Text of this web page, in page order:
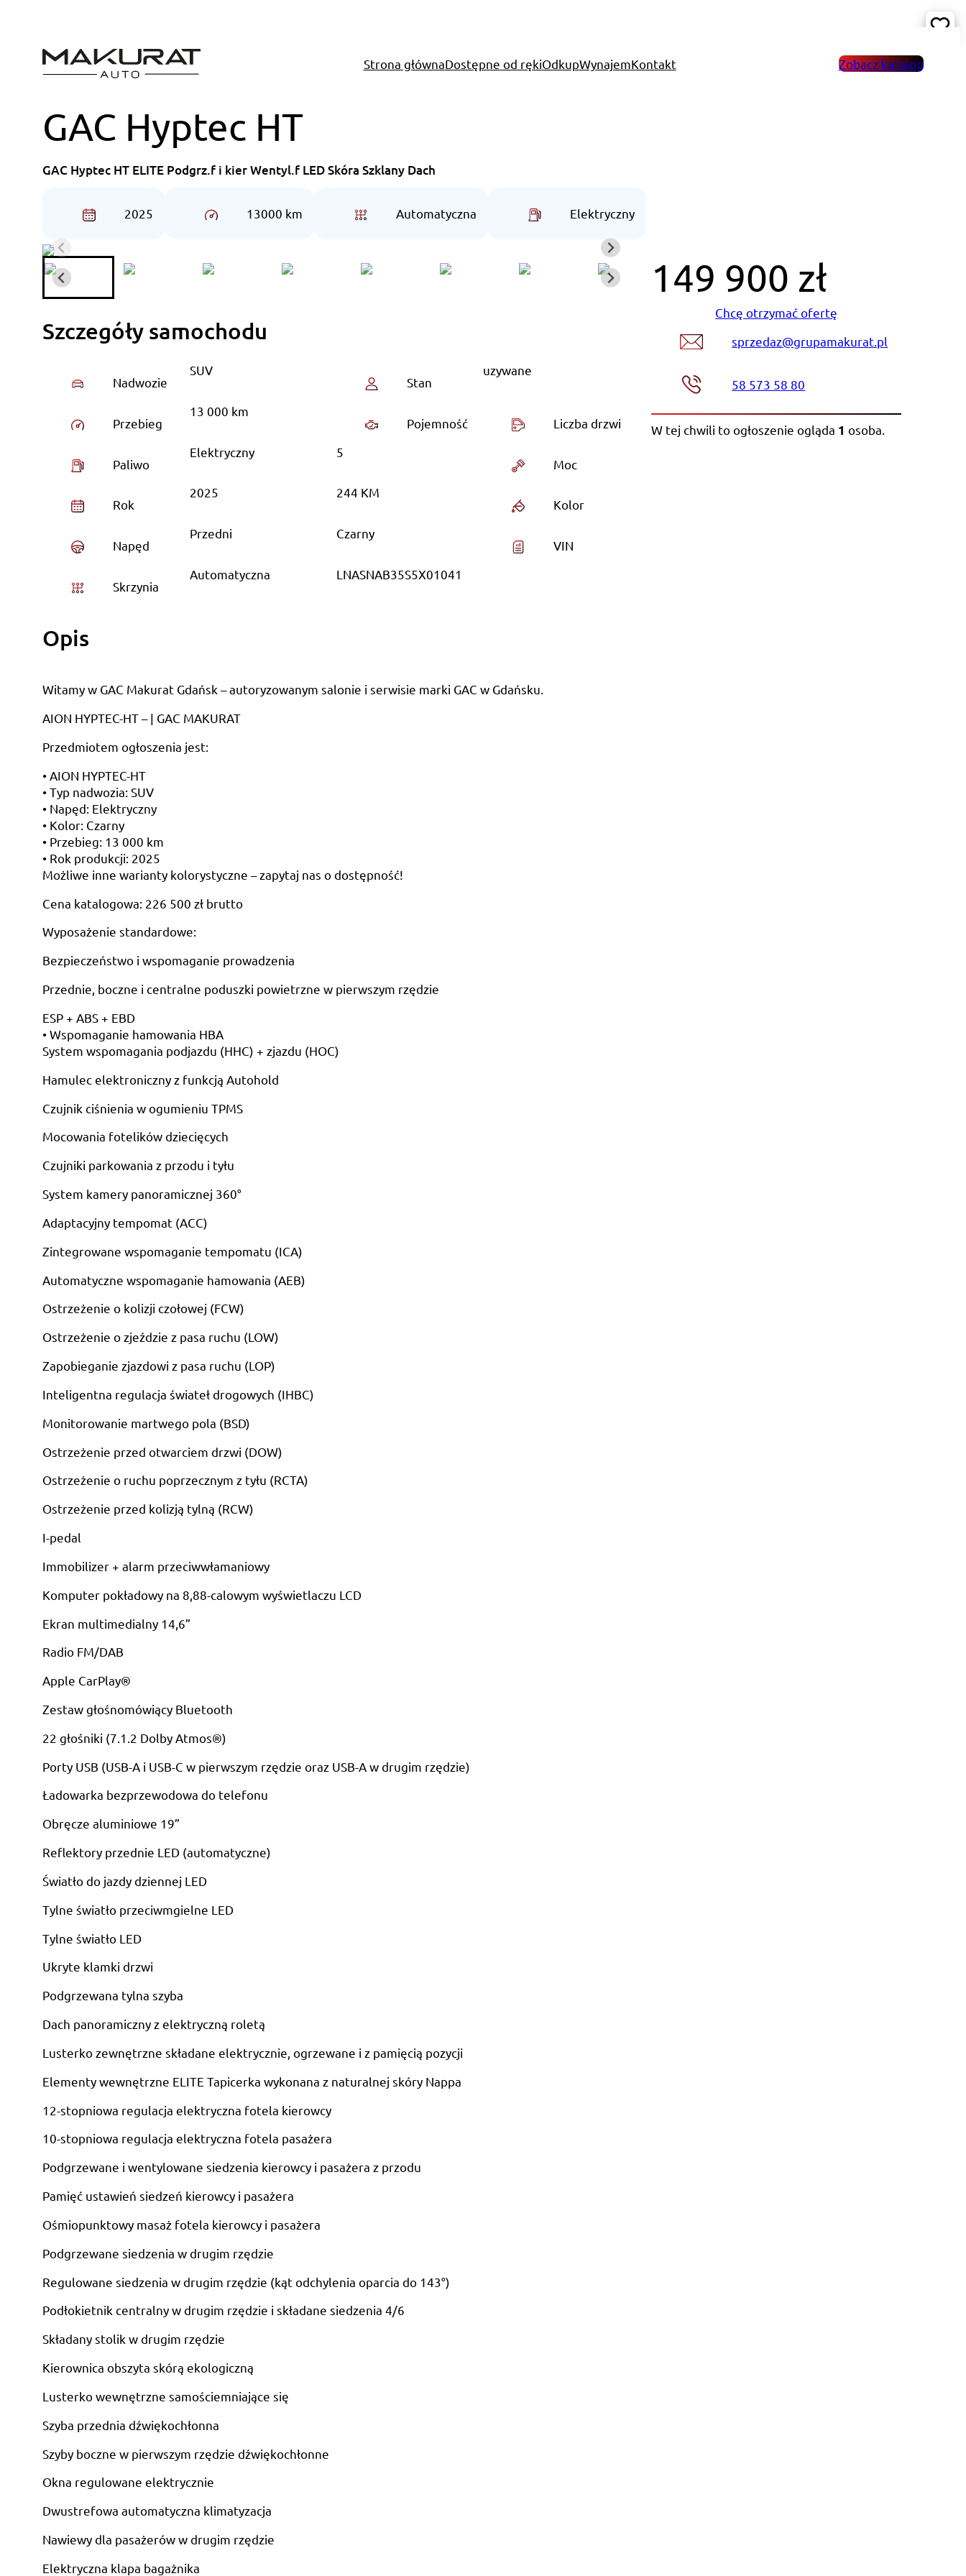
Strona głównaDostępne od rękiOdkupWynajemKontakt Zobacz katalog
GAC Hyptec HT
GAC Hyptec HT ELITE Podgrz.f i kier Wentyl.f LED Skóra Szklany Dach
2025 13000 km Automatyczna Elektryczny
Szczegóły samochodu
Nadwozie
SUV
Przebieg
13 000 km
Paliwo
Elektryczny
Rok
2025
Napęd
Przedni
Skrzynia
Automatyczna
Stan
uzywane
Pojemność
Liczba drzwi
5
Moc
244 KM
Kolor
Czarny
VIN
LNASNAB35S5X01041
Opis
Witamy w GAC Makurat Gdańsk – autoryzowanym salonie i serwisie marki GAC w Gdańsku.
AION HYPTEC-HT – | GAC MAKURAT
Przedmiotem ogłoszenia jest:
• AION HYPTEC-HT
• Typ nadwozia: SUV
• Napęd: Elektryczny
• Kolor: Czarny
• Przebieg: 13 000 km
• Rok produkcji: 2025
Możliwe inne warianty kolorystyczne – zapytaj nas o dostępność!
Cena katalogowa: 226 500 zł brutto
Wyposażenie standardowe:
Bezpieczeństwo i wspomaganie prowadzenia
Przednie, boczne i centralne poduszki powietrzne w pierwszym rzędzie
ESP + ABS + EBD
• Wspomaganie hamowania HBA
System wspomagania podjazdu (HHC) + zjazdu (HOC)
Hamulec elektroniczny z funkcją Autohold
Czujnik ciśnienia w ogumieniu TPMS
Mocowania fotelików dziecięcych
Czujniki parkowania z przodu i tyłu
System kamery panoramicznej 360°
Adaptacyjny tempomat (ACC)
Zintegrowane wspomaganie tempomatu (ICA)
Automatyczne wspomaganie hamowania (AEB)
Ostrzeżenie o kolizji czołowej (FCW)
Ostrzeżenie o zjeździe z pasa ruchu (LOW)
Zapobieganie zjazdowi z pasa ruchu (LOP)
Inteligentna regulacja świateł drogowych (IHBC)
Monitorowanie martwego pola (BSD)
Ostrzeżenie przed otwarciem drzwi (DOW)
Ostrzeżenie o ruchu poprzecznym z tyłu (RCTA)
Ostrzeżenie przed kolizją tylną (RCW)
I-pedal
Immobilizer + alarm przeciwwłamaniowy
Komputer pokładowy na 8,88-calowym wyświetlaczu LCD
Ekran multimedialny 14,6”
Radio FM/DAB
Apple CarPlay®
Zestaw głośnomówiący Bluetooth
22 głośniki (7.1.2 Dolby Atmos®)
Porty USB (USB-A i USB-C w pierwszym rzędzie oraz USB-A w drugim rzędzie)
Ładowarka bezprzewodowa do telefonu
Obręcze aluminiowe 19”
Reflektory przednie LED (automatyczne)
Światło do jazdy dziennej LED
Tylne światło przeciwmgielne LED
Tylne światło LED
Ukryte klamki drzwi
Podgrzewana tylna szyba
Dach panoramiczny z elektryczną roletą
Lusterko zewnętrzne składane elektrycznie, ogrzewane i z pamięcią pozycji
Elementy wewnętrzne ELITE Tapicerka wykonana z naturalnej skóry Nappa
12-stopniowa regulacja elektryczna fotela kierowcy
10-stopniowa regulacja elektryczna fotela pasażera
Podgrzewane i wentylowane siedzenia kierowcy i pasażera z przodu
Pamięć ustawień siedzeń kierowcy i pasażera
Ośmiopunktowy masaż fotela kierowcy i pasażera
Podgrzewane siedzenia w drugim rzędzie
Regulowane siedzenia w drugim rzędzie (kąt odchylenia oparcia do 143°)
Podłokietnik centralny w drugim rzędzie i składane siedzenia 4/6
Składany stolik w drugim rzędzie
Kierownica obszyta skórą ekologiczną
Lusterko wewnętrzne samościemniające się
Szyba przednia dźwiękochłonna
Szyby boczne w pierwszym rzędzie dźwiękochłonne
Okna regulowane elektrycznie
Dwustrefowa automatyczna klimatyzacja
Nawiewy dla pasażerów w drugim rzędzie
Elektryczna klapa bagażnika
149 900 zł
Chcę otrzymać ofertę
sprzedaz@grupamakurat.pl
58 573 58 80
W tej chwili to ogłoszenie ogląda 1 osoba